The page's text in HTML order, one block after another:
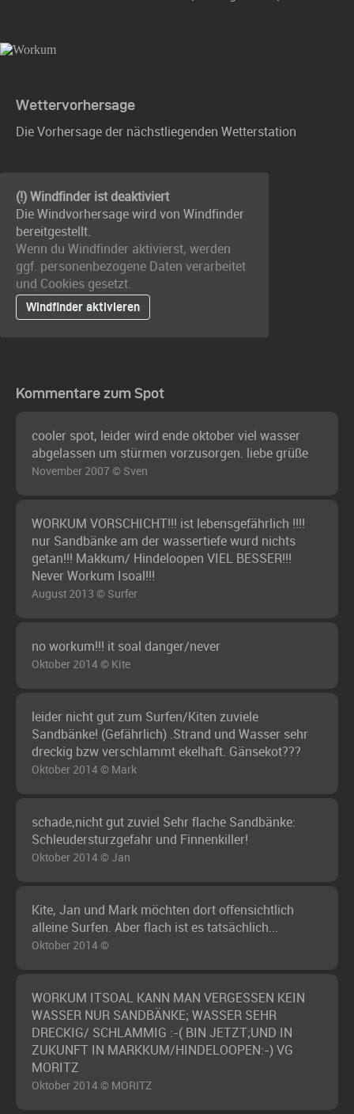
Wettervorhersage
Die Vorhersage der nächstliegenden Wetterstation
(!) Windfinder ist deaktiviert
Die Windvorhersage wird von Windfinder
bereitgestellt.
Wenn du Windfinder aktivierst, werden
ggf. personenbezogene Daten verarbeitet
und Cookies gesetzt.
Windfinder aktivieren
Kommentare zum Spot
cooler spot, leider wird ende oktober viel wasser
abgelassen um stürmen vorzusorgen. liebe grüße
November 2007 © Sven
WORKUM VORSCHICHT!!! ist lebensgefährlich !!!!
nur Sandbänke am der wassertiefe wurd nichts
getan!!! Makkum/ Hindeloopen VIEL BESSER!!!
Never Workum Isoal!!!
August 2013 © Surfer
no workum!!! it soal danger/never
Oktober 2014 © Kite
leider nicht gut zum Surfen/Kiten zuviele
Sandbänke! (Gefährlich) .Strand und Wasser sehr
dreckig bzw verschlammt ekelhaft. Gänsekot???
Oktober 2014 © Mark
schade,nicht gut zuviel Sehr flache Sandbänke:
Schleudersturzgefahr und Finnenkiller!
Oktober 2014 © Jan
Kite, Jan und Mark möchten dort offensichtlich
alleine Surfen. Aber flach ist es tatsächlich...
Oktober 2014 ©
WORKUM ITSOAL KANN MAN VERGESSEN KEIN
WASSER NUR SANDBÄNKE; WASSER SEHR
DRECKIG/ SCHLAMMIG :-( BIN JETZT;UND IN
ZUKUNFT IN MARKKUM/HINDELOOPEN:-) VG
MORITZ
Oktober 2014 © MORITZ